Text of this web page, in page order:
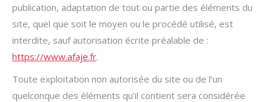
publication, adaptation de tout ou partie des éléments du
site, quel que soit le moyen ou le procédé utilisé, est
interdite, sauf autorisation écrite préalable de :
https://www.afaje.fr.
Toute exploitation non autorisée du site ou de l’un
quelconque des éléments qu’il contient sera considérée